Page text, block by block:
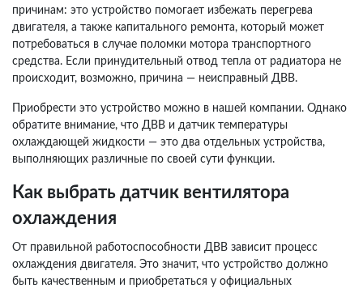
причинам: это устройство помогает избежать перегрева
двигателя, а также капитального ремонта, который может
потребоваться в случае поломки мотора транспортного
средства. Если принудительный отвод тепла от радиатора не
происходит, возможно, причина — неисправный ДВВ.
Приобрести это устройство можно в нашей компании. Однако
обратите внимание, что ДВВ и датчик температуры
охлаждающей жидкости — это два отдельных устройства,
выполняющих различные по своей сути функции.
Как выбрать датчик вентилятора
охлаждения
От правильной работоспособности ДВВ зависит процесс
охлаждения двигателя. Это значит, что устройство должно
быть качественным и приобретаться у официальных